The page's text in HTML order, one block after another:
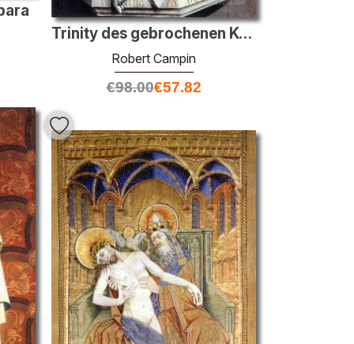
Trinity des gebrochenen Körper
Robert Campin
€98.00€57.82